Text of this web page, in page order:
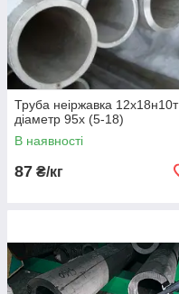
Труба неіржавка 12х18н10т
діаметр 95х (5-18)
В наявності
87 ₴/кг